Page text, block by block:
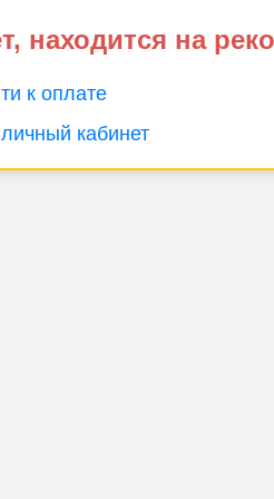
находится на
к оплате
кабинет